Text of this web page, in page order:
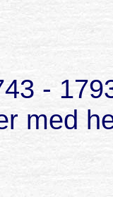
-
med